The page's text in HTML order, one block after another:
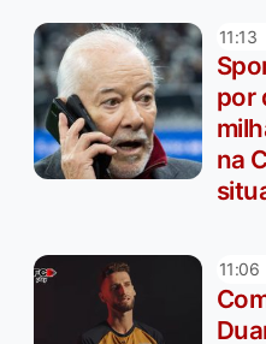
11:13
por
na
11:06